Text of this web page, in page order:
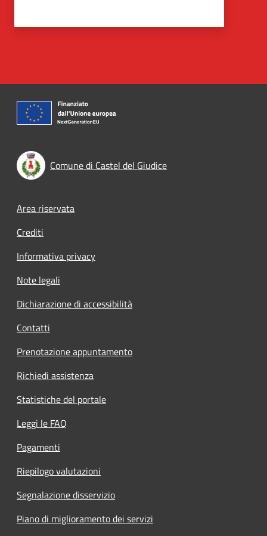
Comune di Castel del Giudice
Footer menu
Area riservata
Crediti
Informativa privacy
Note legali
Dichiarazione di accessibilità
Contatti
Prenotazione appuntamento
Richiedi assistenza
Statistiche del portale
Leggi le FAQ
Pagamenti
Riepilogo valutazioni
Segnalazione disservizio
Piano di miglioramento dei servizi